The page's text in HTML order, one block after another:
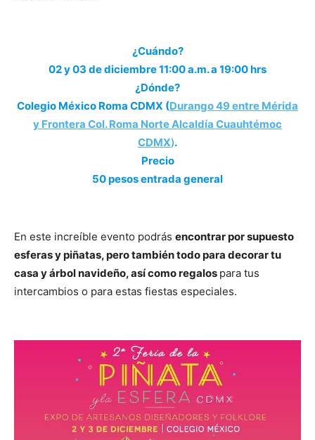
¿Cuándo?
02 y 03 de diciembre 11:00 a.m. a 19:00 hrs
¿Dónde?
Colegio México Roma CDMX (Durango 49 entre Mérida
y Frontera Col. Roma Norte Alcaldía Cuauhtémoc
CDMX).
Precio
50 pesos entrada general
En este increíble evento podrás encontrar por supuesto
esferas y piñatas, pero también todo para decorar tu
casa y árbol navideño, así como regalos para tus
intercambios o para estas fiestas especiales.